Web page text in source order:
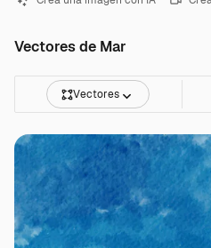
Vectores de Mar
Vectores